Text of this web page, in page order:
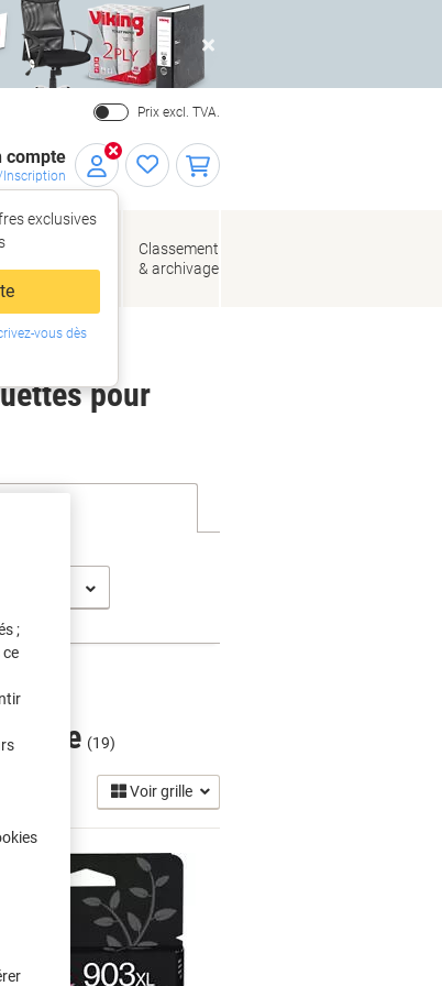
Close
Prix excl. TVA.
compte
exclusives
vous dès
de bureau
Classement
& archivage
pour
(19)
Voir grille
;